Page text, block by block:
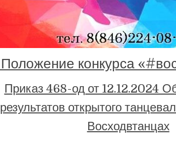
Положение конкурса
Приказ 468-од от 12.12.2024
результатов открытого
Восходвтанцах